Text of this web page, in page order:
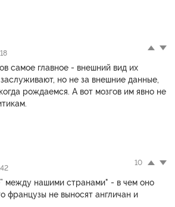
самое главное - внешний вид их
но не за внешние данные,
рождаемся. А вот мозгов им явно не
10
между нашими странами" - в чем оно
французы не выносят англичан и